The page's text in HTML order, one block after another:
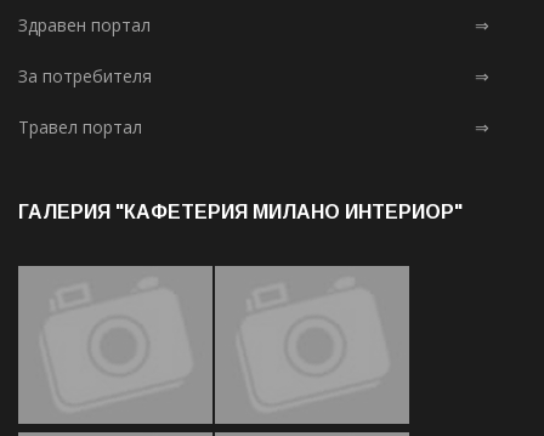
Здравен портал ⇒
За потребителя ⇒
Травел портал ⇒
ГАЛЕРИЯ "КАФЕТЕРИЯ МИЛАНО ИНТЕРИОР"